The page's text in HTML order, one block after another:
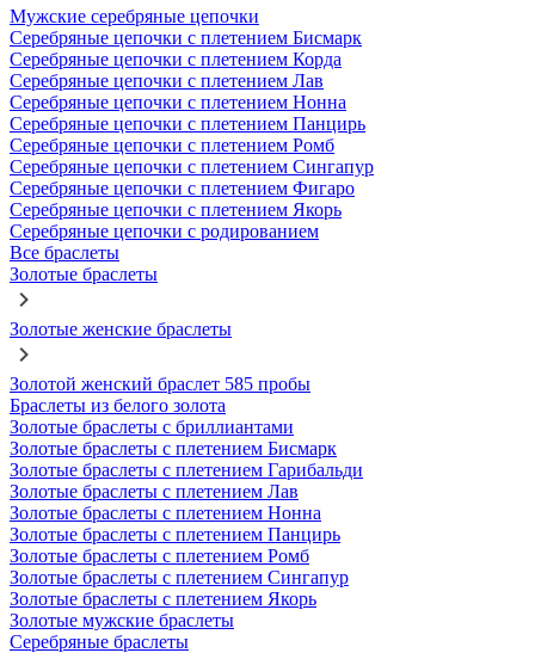
Мужские серебряные цепочки
Серебряные цепочки с плетением Бисмарк
Серебряные цепочки с плетением Корда
Серебряные цепочки с плетением Лав
Серебряные цепочки с плетением Нонна
Серебряные цепочки с плетением Панцирь
Серебряные цепочки с плетением Ромб
Серебряные цепочки с плетением Сингапур
Серебряные цепочки с плетением Фигаро
Серебряные цепочки с плетением Якорь
Серебряные цепочки с родированием
Все браслеты
Золотые браслеты
Золотые женские браслеты
Золотой женский браслет 585 пробы
Браслеты из белого золота
Золотые браслеты с бриллиантами
Золотые браслеты с плетением Бисмарк
Золотые браслеты с плетением Гарибальди
Золотые браслеты с плетением Лав
Золотые браслеты с плетением Нонна
Золотые браслеты с плетением Панцирь
Золотые браслеты с плетением Ромб
Золотые браслеты с плетением Сингапур
Золотые браслеты с плетением Якорь
Золотые мужские браслеты
Серебряные браслеты